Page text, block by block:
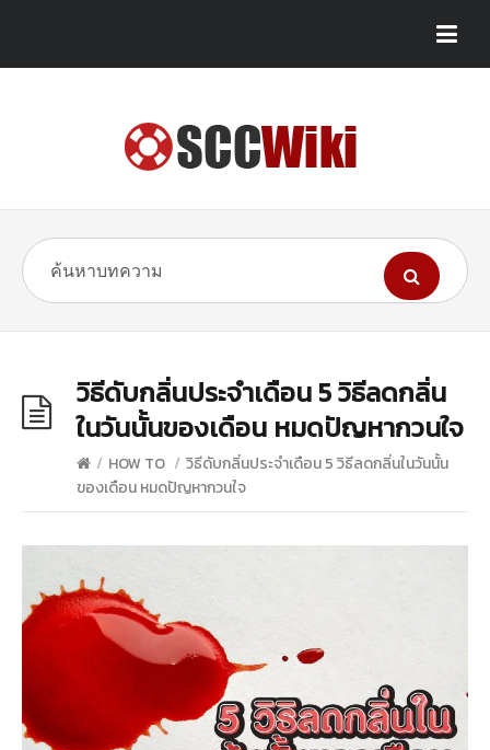
วิธีดับกลิ่นประจําเดือน 5 วิธีลดกลิ่น
ในวันนั้นของเดือน หมดปัญหากวนใจ
/ HOW TO / วิธีดับกลิ่นประจําเดือน 5 วิธีลดกลิ่นในวันนั้น
ของเดือน หมดปัญหากวนใจ